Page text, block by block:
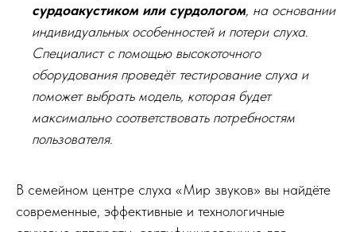
сурдоакустиком или сурдологом, на основании
индивидуальных особенностей и потери слуха.
Специалист с помощью высокоточного
оборудования проведёт тестирование слуха и
поможет выбрать модель, которая будет
максимально соответствовать потребностям
пользователя.
В семейном центре слуха «Мир звуков» вы найдёте
современные, эффективные и технологичные